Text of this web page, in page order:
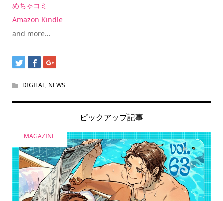
めちゃコミ
Amazon Kindle
and more…
DIGITAL, NEWS
ピックアップ記事
MAGAZINE